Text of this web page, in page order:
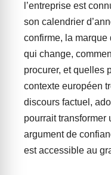
l’entreprise est
son calendrier
confirme, la
qui change,
procurer, et quelles
contexte européen
discours factuel,
pourrait transformer
argument de
est accessible au